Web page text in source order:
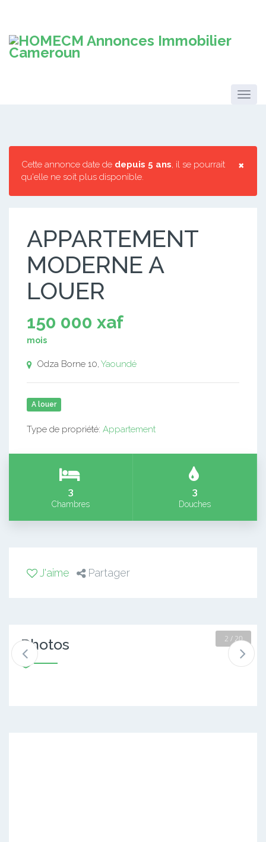
×
Cette annonce date de depuis 5 ans, il se pourrait
qu'elle ne soit plus disponible.
APPARTEMENT
MODERNE A
LOUER
150 000 xaf
mois
Odza Borne 10, Yaoundé
A louer
Type de propriété: Appartement
3
Chambres
3
Douches
J'aime Partager
Photos 2 / 20